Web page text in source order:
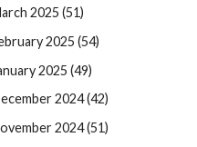
2025 (51)
2025 (54)
2025 (49)
2024 (42)
2024 (51)